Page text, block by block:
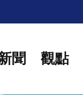
聞 觀點